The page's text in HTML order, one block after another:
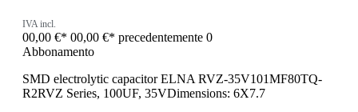
IVA incl.
00,00 €* 00,00 €* precedentemente 0
Abbonamento
SMD electrolytic capacitor ELNA RVZ-35V101MF80TQ-
R2RVZ Series, 100UF, 35VDimensions: 6X7.7